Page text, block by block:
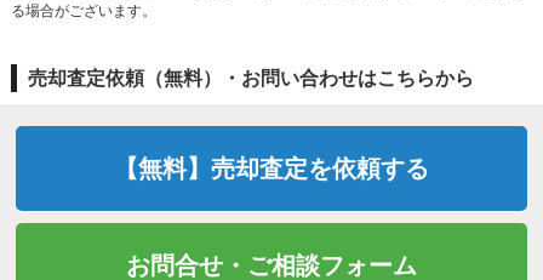
る場合がございます。
売却査定依頼（無料）・お問い合わせはこちらから
【無料】売却査定を依頼する
お問合せ・ご相談フォーム